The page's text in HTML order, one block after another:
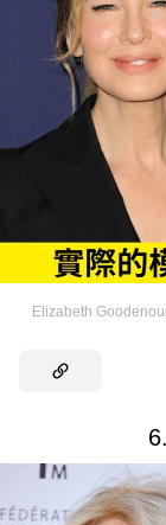
Elizabeth